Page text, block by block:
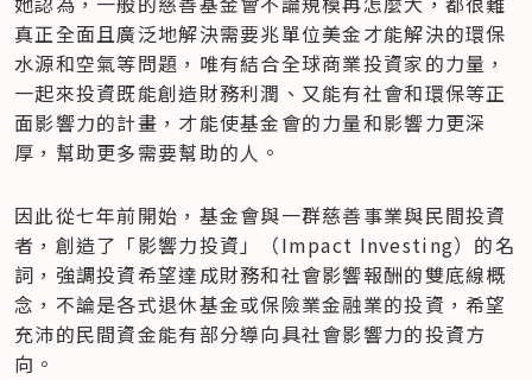
真正全面且廣泛地解決需要兆單位美金才能解決的環保
水源和空氣等問題，唯有結合全球商業投資家的力量，
一起來投資既能創造財務利潤、又能有社會和環保等正
面影響力的計畫，才能使基金會的力量和影響力更深
厚，幫助更多需要幫助的人。
因此從七年前開始，基金會與一群慈善事業與民間投資
者，創造了「影響力投資」（Impact Investing）的名
詞，強調投資希望達成財務和社會影響報酬的雙底線概
念，不論是各式退休基金或保險業金融業的投資，希望
充沛的民間資金能有部分導向具社會影響力的投資方
向。